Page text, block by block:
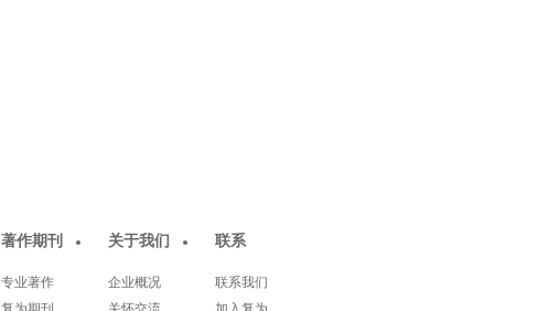
著作期刊
专业著作
关于我们
企业概况
联系
联系我们